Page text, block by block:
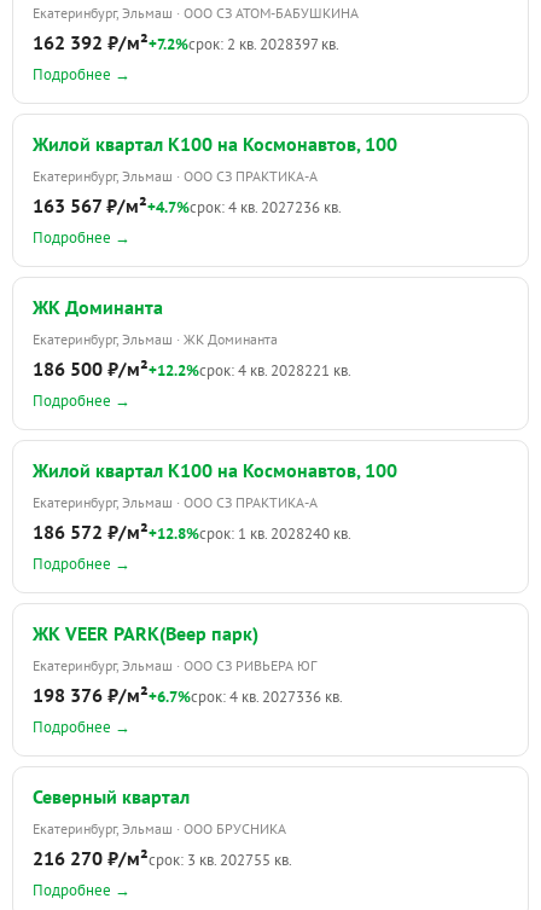
Екатеринбург, Эльмаш · ООО СЗ АТОМ-БАБУШКИНА
162 392 ₽/м²+7.2%срок: 2 кв. 2028397 кв.
Подробнее →
Жилой квартал К100 на Космонавтов, 100
Екатеринбург, Эльмаш · ООО СЗ ПРАКТИКА-А
163 567 ₽/м²+4.7%срок: 4 кв. 2027236 кв.
Подробнее →
ЖК Доминанта
Екатеринбург, Эльмаш · ЖК Доминанта
186 500 ₽/м²+12.2%срок: 4 кв. 2028221 кв.
Подробнее →
Жилой квартал К100 на Космонавтов, 100
Екатеринбург, Эльмаш · ООО СЗ ПРАКТИКА-А
186 572 ₽/м²+12.8%срок: 1 кв. 2028240 кв.
Подробнее →
ЖК VEER PARK(Веер парк)
Екатеринбург, Эльмаш · ООО СЗ РИВЬЕРА ЮГ
198 376 ₽/м²+6.7%срок: 4 кв. 2027336 кв.
Подробнее →
Северный квартал
Екатеринбург, Эльмаш · ООО БРУСНИКА
216 270 ₽/м²срок: 3 кв. 202755 кв.
Подробнее →